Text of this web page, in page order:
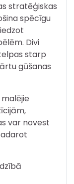
stratēģiskas
spēcīgu
Divi
starp
gūšanas
var novest